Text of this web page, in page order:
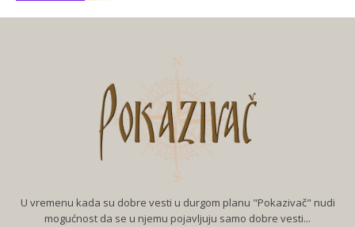
U vremenu kada su dobre vesti u durgom planu "Pokazivač" nudi
mogućnost da se u njemu pojavljuju samo dobre vesti...